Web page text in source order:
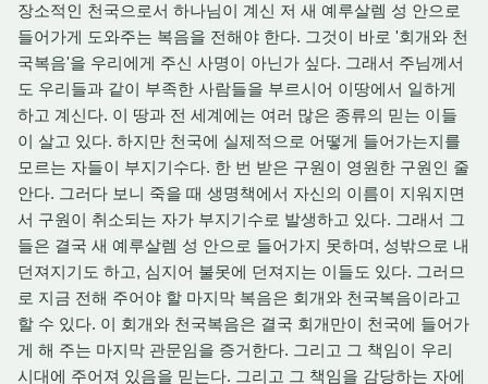
장소적인 천국으로서 하나님이 계신 저 새 예루살렘 성 안으로
들어가게 도와주는 복음을 전해야 한다. 그것이 바로 '회개와 천
국복음'을 우리에게 주신 사명이 아닌가 싶다. 그래서 주님께서
도 우리들과 같이 부족한 사람들을 부르시어 이땅에서 일하게
하고 계신다. 이 땅과 전 세계에는 여러 많은 종류의 믿는 이들
이 살고 있다. 하지만 천국에 실제적으로 어떻게 들어가는지를
모르는 자들이 부지기수다. 한 번 받은 구원이 영원한 구원인 줄
안다. 그러다 보니 죽을 때 생명책에서 자신의 이름이 지워지면
서 구원이 취소되는 자가 부지기수로 발생하고 있다. 그래서 그
들은 결국 새 예루살렘 성 안으로 들어가지 못하며, 성밖으로 내
던져지기도 하고, 심지어 불못에 던져지는 이들도 있다. 그러므
로 지금 전해 주어야 할 마지막 복음은 회개와 천국복음이라고
할 수 있다. 이 회개와 천국복음은 결국 회개만이 천국에 들어가
게 해 주는 마지막 관문임을 증거한다. 그리고 그 책임이 우리
시대에 주어져 있음을 믿는다. 그리고 그 책임을 감당하는 자에